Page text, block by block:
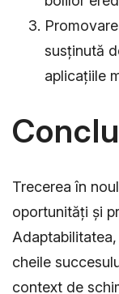
susținută
aplicațiile
Trecerea în
oportunități și
cheile
context de